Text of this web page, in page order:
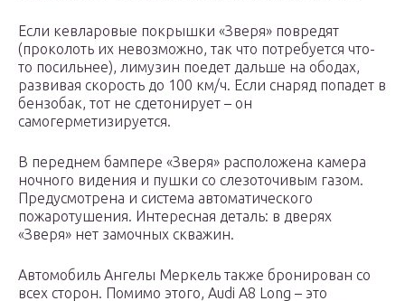
Если кевларовые покрышки «Зверя» повредят
(проколоть их невозможно, так что потребуется что-
то посильнее), лимузин поедет дальше на ободах,
развивая скорость до 100 км/ч. Если снаряд попадет в
бензобак, тот не сдетонирует – он
самогерметизируется.
В переднем бампере «Зверя» расположена камера
ночного видения и пушки со слезоточивым газом.
Предусмотрена и система автоматического
пожаротушения. Интересная деталь: в дверях
«Зверя» нет замочных скважин.
Автомобиль Ангелы Меркель также бронирован со
всех сторон. Помимо этого, Audi A8 Long – это